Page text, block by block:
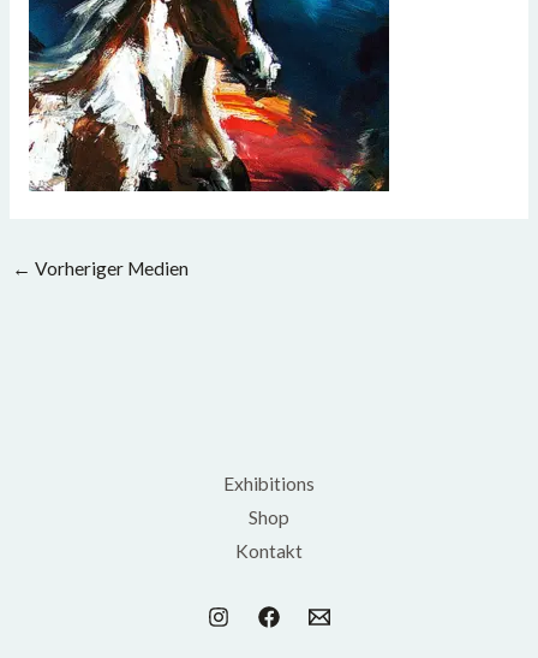
← Vorheriger Medien
Exhibitions
Shop
Kontakt